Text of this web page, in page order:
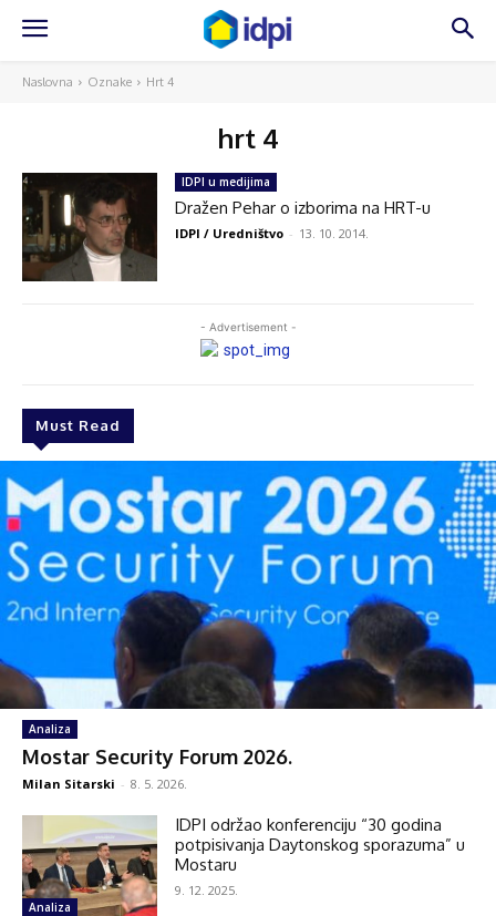
Naslovna Oznake Hrt 4
hrt 4
- Advertisement -
Must Read
Analiza
Mostar Security Forum 2026.
Milan Sitarski - 8. 5. 2026.
Analiza
IDPI održao konferenciju “30 godina
potpisivanja Daytonskog sporazuma” u
Mostaru
9. 12. 2025.
IDPI u medijima
Dražen Pehar o izborima na HRT-u
IDPI / Uredništvo - 13. 10. 2014.